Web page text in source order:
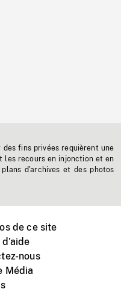
fins privées requièrent une
les recours en injonction et en
d'archives et des photos
de ce site
d'aide
nous
Média